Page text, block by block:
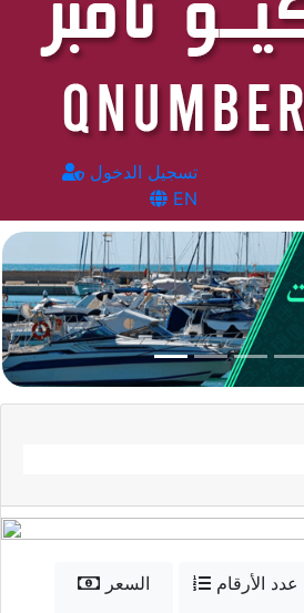
تسجيل الدخول
EN
السعر
عدد الأرقام